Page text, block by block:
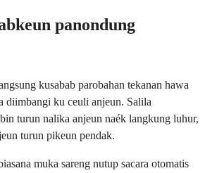
panondung
kusabab parobahan tekanan hawa
diimbangi ku ceuli anjeun. Salila
turun nalika anjeun naék langkung luhur,
turun pikeun pendak.
muka sareng nutup sacara otomatis